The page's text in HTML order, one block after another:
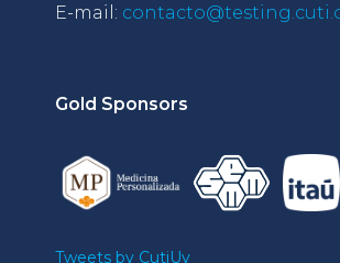
E-mail:
Gold Sponsors
Tweets by CutiUy